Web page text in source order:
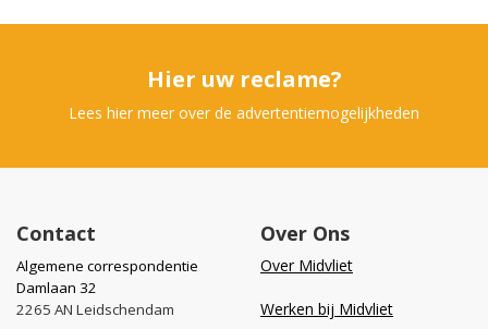
Hier uw reclame?
Lees hier meer over de advertentiemogelijkheden
Contact
Algemene correspondentie
Damlaan 32
2265 AN Leidschendam
Over Ons
Over Midvliet
Werken bij Midvliet